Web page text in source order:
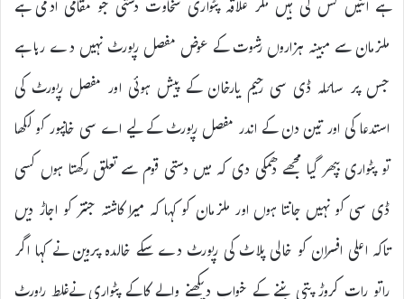
ہے انٹیں کس کی ہیں مگر علاقہ پٹواری سخاوت دستی جو مقامی ادمی ہے
ملزمان سے مبینہ ہزاروں رشوت کے عوض مفصل رپورٹ نہیں دے رہا ہے
جس پر سائلہ ڈی سی رحیم یارخان کے پیش ہوئی اور مفصل رپورٹ کی
استدعا کی اور تین دن کے اندر مفصل رپورٹ کے لیے اے سی خانپور کو لکھا
تو پٹواری بپھر گیا مجھے دھمکی دی کہ میں دستی قوم سے تعلق رکھتا ہوں کسی
ڈی سی کو نہیں جانتا ہوں اور ملزمان کو کہا کہ میرا کاشتہ جنتر کو اجاڑ دیں
تاکہ اعلی افسران کو خالی پلاٹ کی رپورٹ دے سکے خالدہ پروین نے کہا اگر